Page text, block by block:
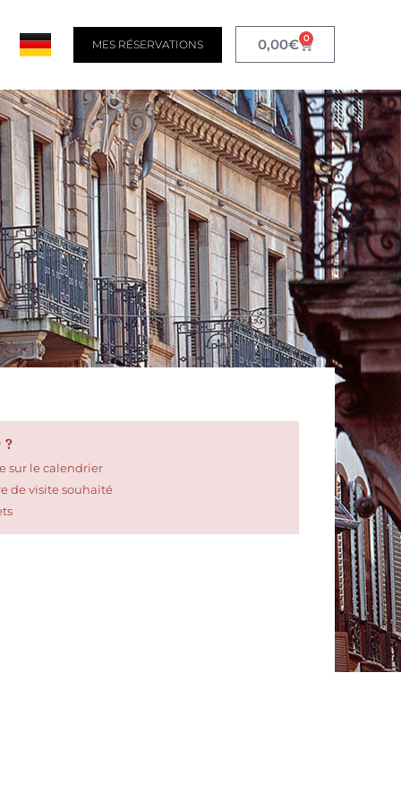
MES RÉSERVATIONS 0,00€ 0
sur le calendrier
de visite souhaité